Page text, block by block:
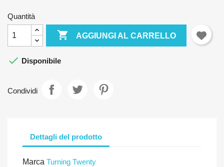
Quantità
 AGGIUNGI AL CARRELLO
 Disponibile
Condividi
Dettagli del prodotto
Marca Turning Twenty